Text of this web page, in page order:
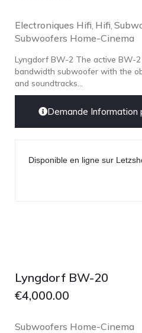
Electroniques Hifi Hifi
Subwoofers Home-Cinema
Lyngdorf BW-2 The active BW-
bandwidth subwoofer with the
and soundtracks...
Demande Information
Disponible en ligne sur
Lyngdorf BW-20
€4,000.00
Subwoofers Home-Cinema